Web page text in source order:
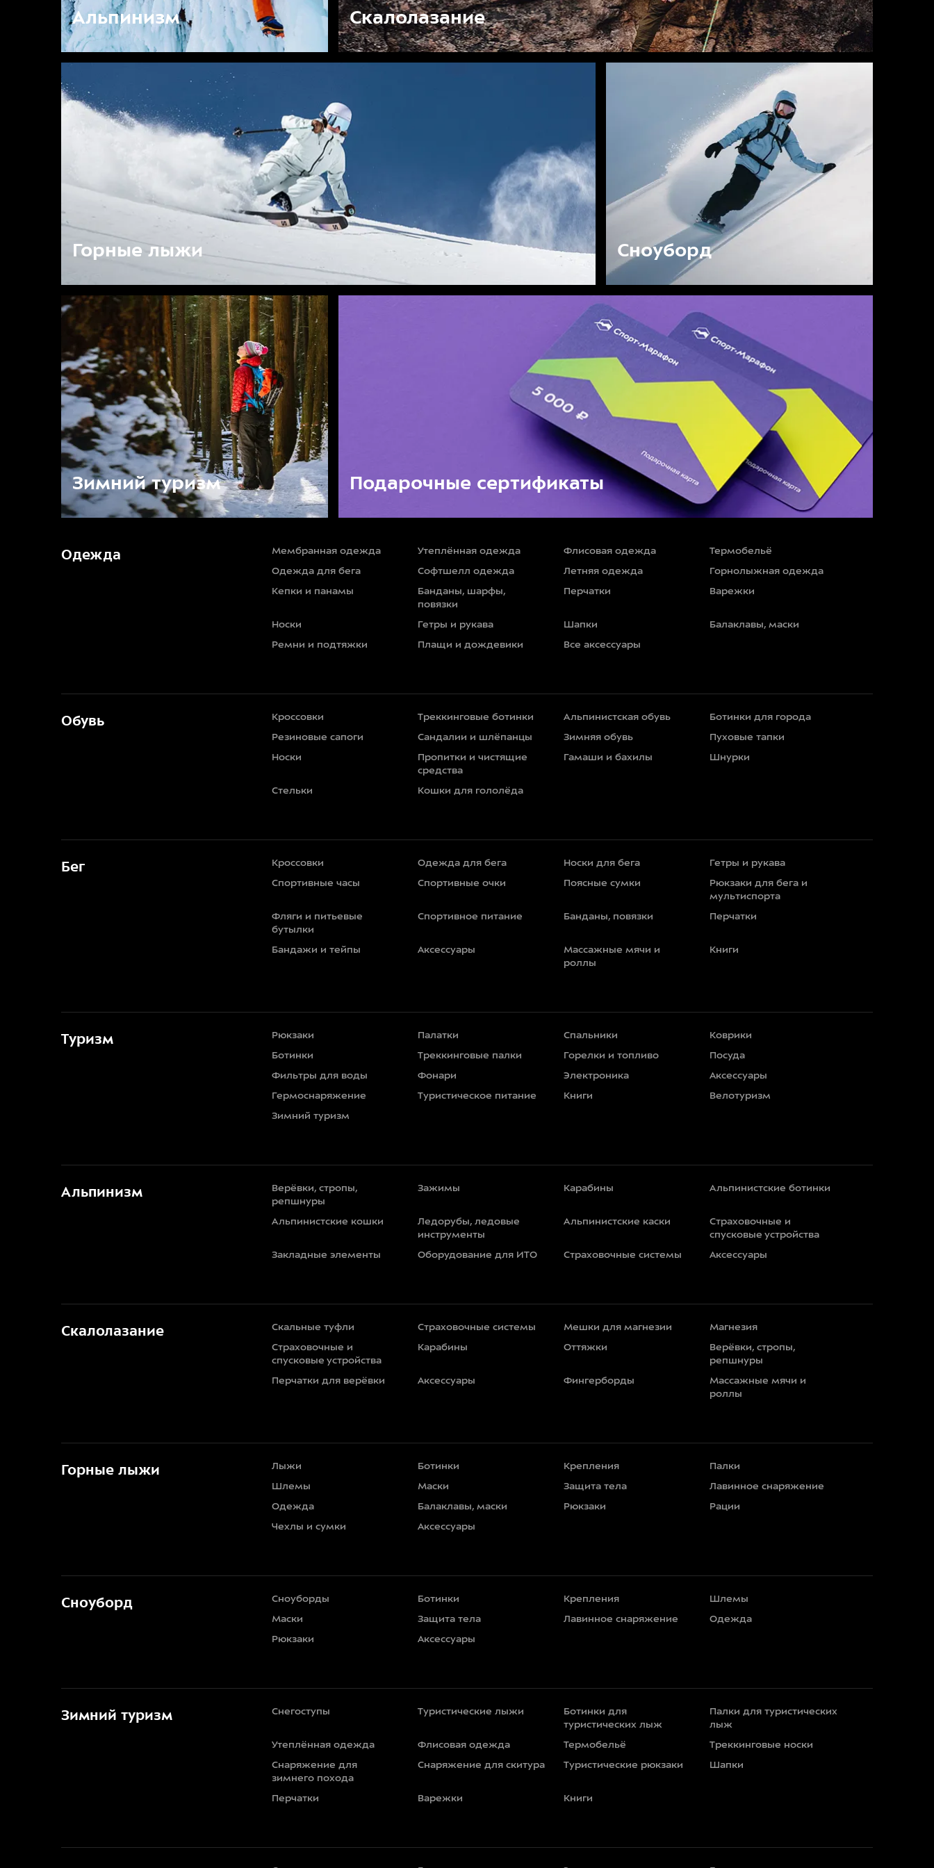
Альпинизм Скалолазание
Горные лыжи Сноуборд
Зимний туризм Подарочные сертификаты
Одежда Мембранная одежда Утеплённая одежда Флисовая одежда Термобельё
Одежда для бега Софтшелл одежда Летняя одежда Горнолыжная одежда
Кепки и панамы
Банданы, шарфы,
повязки
Перчатки Варежки
Носки Гетры и рукава Шапки Балаклавы, маски
Ремни и подтяжки Плащи и дождевики Все аксессуары
Обувь Кроссовки Треккинговые ботинки Альпинистская обувь Ботинки для города
Резиновые сапоги Сандалии и шлёпанцы Зимняя обувь Пуховые тапки
Носки
Пропитки и чистящие
средства
Гамаши и бахилы Шнурки
Стельки Кошки для гололёда
Бег Кроссовки Одежда для бега Носки для бега Гетры и рукава
Спортивные часы Спортивные очки Поясные сумки
Рюкзаки для бега и
мультиспорта
Фляги и питьевые
бутылки
Спортивное питание Банданы, повязки Перчатки
Бандажи и тейпы Аксессуары
Массажные мячи и
роллы
Книги
Туризм Рюкзаки Палатки Спальники Коврики
Ботинки Треккинговые палки Горелки и топливо Посуда
Фильтры для воды Фонари Электроника Аксессуары
Гермоснаряжение Туристическое питание Книги Велотуризм
Зимний туризм
Альпинизм
Верёвки, стропы,
репшнуры
Зажимы Карабины Альпинистские ботинки
Альпинистские кошки
Ледорубы, ледовые
инструменты
Альпинистские каски
Страховочные и
спусковые устройства
Закладные элементы Оборудование для ИТО Страховочные системы Аксессуары
Скалолазание Скальные туфли Страховочные системы Мешки для магнезии Магнезия
Страховочные и
спусковые устройства
Карабины Оттяжки
Верёвки, стропы,
репшнуры
Перчатки для верёвки Аксессуары Фингерборды
Массажные мячи и
роллы
Горные лыжи Лыжи Ботинки Крепления Палки
Шлемы Маски Защита тела Лавинное снаряжение
Одежда Балаклавы, маски Рюкзаки Рации
Чехлы и сумки Аксессуары
Сноуборд Сноуборды Ботинки Крепления Шлемы
Маски Защита тела Лавинное снаряжение Одежда
Рюкзаки Аксессуары
Зимний туризм Снегоступы Туристические лыжи
Ботинки для
туристических лыж
Палки для туристических
лыж
Утеплённая одежда Флисовая одежда Термобельё Треккинговые носки
Снаряжение для
зимнего похода
Снаряжение для скитура Туристические рюкзаки Шапки
Перчатки Варежки Книги